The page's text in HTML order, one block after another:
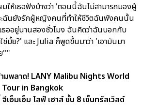
ให้เธอฟังบ้างว่า 'ตอนนี้ฉันไม่สามารถมองผู้
ะฉันยังรักผู้หญิงคนที่ทำให้ชีวิตฉันพังคนนั้น
ธออยู่นานสองชั่วโมง ฉันคิดว่าฉันบอกกับ
ใช่มั้ย?' และ Julia ก็พูดขึ้นมาว่า 'เอามันมา
''"
มพลาด! LANY Malibu Nights World
Tour in Bangkok
เอ็มเอ็ม ไลฟ์ เฮาส์ ชั้น 8 เซ็นทรัลเวิลด์